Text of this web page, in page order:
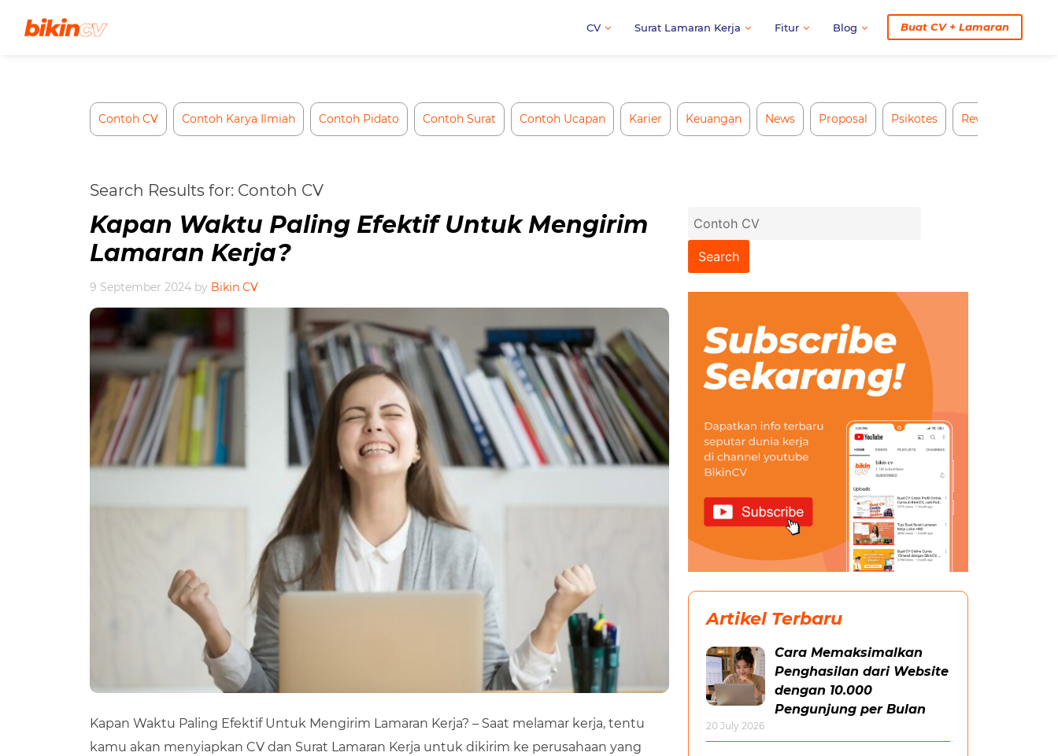
CV Surat Lamaran Kerja Fitur Blog Buat CV + Lamaran
Contoh CV Contoh Karya Ilmiah Contoh Pidato Contoh Surat Contoh Ucapan Karier Keuangan News Proposal Psikotes Review CV AI
Search Results for: Contoh CV
Kapan Waktu Paling Efektif Untuk Mengirim
Lamaran Kerja?
9 September 2024 by Bikin CV
Kapan Waktu Paling Efektif Untuk Mengirim Lamaran Kerja? – Saat melamar kerja, tentu
kamu akan menyiapkan CV dan Surat Lamaran Kerja untuk dikirim ke perusahaan yang
Artikel Terbaru
Cara Memaksimalkan
Penghasilan dari Website
dengan 10.000
Pengunjung per Bulan
20 July 2026